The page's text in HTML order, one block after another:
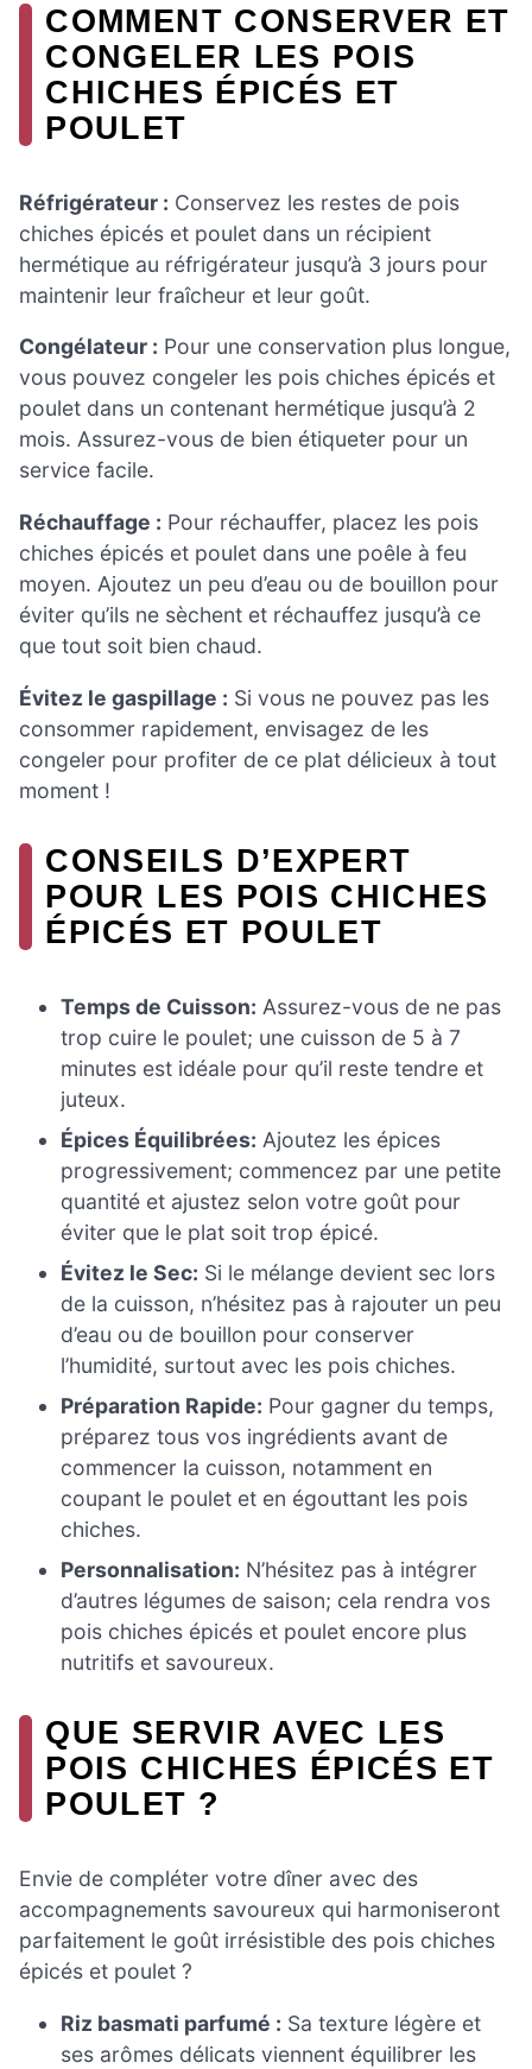
COMMENT CONSERVER ET
CONGELER LES POIS
CHICHES ÉPICÉS ET
POULET
Réfrigérateur : Conservez les restes de pois
chiches épicés et poulet dans un récipient
hermétique au réfrigérateur jusqu’à 3 jours pour
maintenir leur fraîcheur et leur goût.
Congélateur : Pour une conservation plus longue,
vous pouvez congeler les pois chiches épicés et
poulet dans un contenant hermétique jusqu’à 2
mois. Assurez-vous de bien étiqueter pour un
service facile.
Réchauffage : Pour réchauffer, placez les pois
chiches épicés et poulet dans une poêle à feu
moyen. Ajoutez un peu d’eau ou de bouillon pour
éviter qu’ils ne sèchent et réchauffez jusqu’à ce
que tout soit bien chaud.
Évitez le gaspillage : Si vous ne pouvez pas les
consommer rapidement, envisagez de les
congeler pour profiter de ce plat délicieux à tout
moment !
CONSEILS D’EXPERT
POUR LES POIS CHICHES
ÉPICÉS ET POULET
Temps de Cuisson: Assurez-vous de ne pas
trop cuire le poulet; une cuisson de 5 à 7
minutes est idéale pour qu’il reste tendre et
juteux.
Épices Équilibrées: Ajoutez les épices
progressivement; commencez par une petite
quantité et ajustez selon votre goût pour
éviter que le plat soit trop épicé.
Évitez le Sec: Si le mélange devient sec lors
de la cuisson, n’hésitez pas à rajouter un peu
d’eau ou de bouillon pour conserver
l’humidité, surtout avec les pois chiches.
Préparation Rapide: Pour gagner du temps,
préparez tous vos ingrédients avant de
commencer la cuisson, notamment en
coupant le poulet et en égouttant les pois
chiches.
Personnalisation: N’hésitez pas à intégrer
d’autres légumes de saison; cela rendra vos
pois chiches épicés et poulet encore plus
nutritifs et savoureux.
QUE SERVIR AVEC LES
POIS CHICHES ÉPICÉS ET
POULET ?
Envie de compléter votre dîner avec des
accompagnements savoureux qui harmoniseront
parfaitement le goût irrésistible des pois chiches
épicés et poulet ?
Riz basmati parfumé : Sa texture légère et
ses arômes délicats viennent équilibrer les